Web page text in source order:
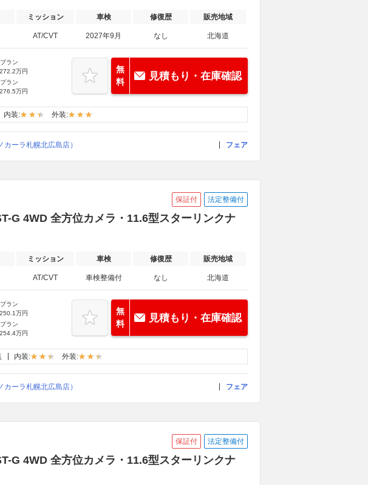
ミッション 車検 修復歴 販売地域
AT/CVT 2027年9月 なし 北海道
ラン
万円
ラン
万円
無
料
見積もり・在庫確認
内装: 外装:
ーラ札幌北広島店） フェア
保証付 法定整備付
G 4WD 全方位カメラ・11.6型スターリンクナ
ミッション 車検 修復歴 販売地域
AT/CVT 車検整備付 なし 北海道
ラン
万円
ラン
万円
無
料
見積もり・在庫確認
内装: 外装:
ーラ札幌北広島店） フェア
保証付 法定整備付
G 4WD 全方位カメラ・11.6型スターリンクナ